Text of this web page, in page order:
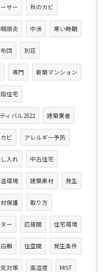
ザー 秋のカビ
咽頭炎 中洲 寒い時期
布団 別荘
専門 新築マンション
住宅
ィバル2022 建築業者
ビ アレルギー予防
入れ 中古住宅
環境 建築素材 発生
保護 取り方
ー 応接間 住宅環境
白癬 住空間 発生条件
対策 高湿度 MIST